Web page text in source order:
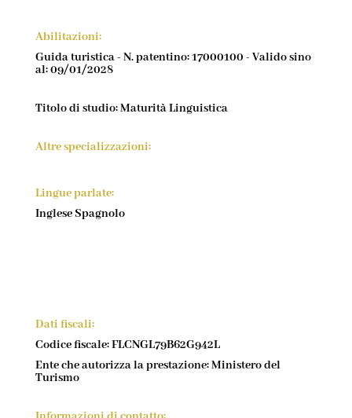
Abilitazioni:
Guida turistica - N. patentino: 17000100 - Valido sino
al: 09/01/2028
Titolo di studio: Maturità Linguistica
Altre specializzazioni:
Lingue parlate:
Inglese Spagnolo
Dati fiscali:
Codice fiscale: FLCNGL79B62G942L
Ente che autorizza la prestazione: Ministero del
Turismo